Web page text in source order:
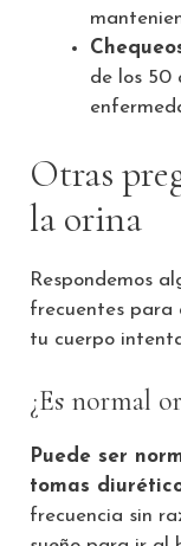
de los 50
Otras
la orina
Respondemos
frecuentes para
tu cuerpo
¿Es normal
Puede ser
tomas
frecuencia sin